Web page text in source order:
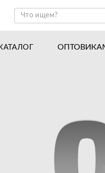
Навесное оборудование